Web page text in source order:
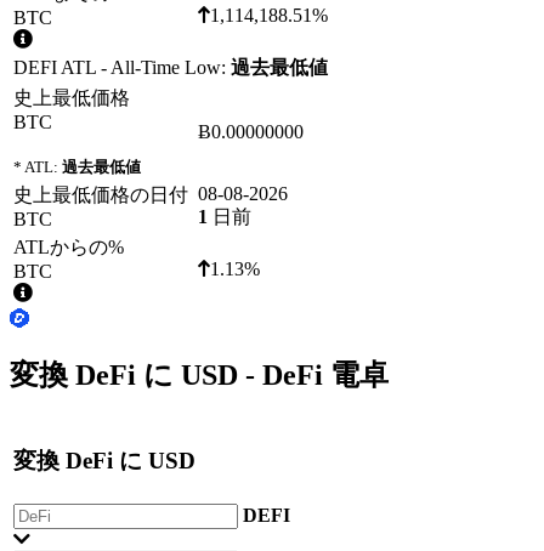
BTC
1,114,188.51%
DEFI ATL - All-Time Low: 過去最低値
史上最低価格
BTC
* ATL: 過去最低値
Ƀ0.00000000
史上最低価格の日付
BTC
08-08-2026
1 日前
ATLからの%
BTC
1.13%
変換 DeFi に USD - DeFi 電卓
変換 DeFi に USD
DEFI